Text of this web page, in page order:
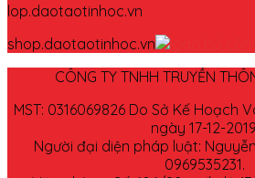
lop.daotaotinhoc.vn
shop.daotaotinhoc.vn
CÔNG TY TNHH TRUYỀN
MST: 0316069826 Do Sở Kế Hoạch
ngày 17-12-
Người đại diện pháp luật:
0969535231.